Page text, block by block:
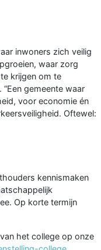
inwoners zich veilig
waar zorg
krijgen om te
gemeente waar
voor economie én
Oftewel:
kennismaken
Op korte termijn
het college op onze